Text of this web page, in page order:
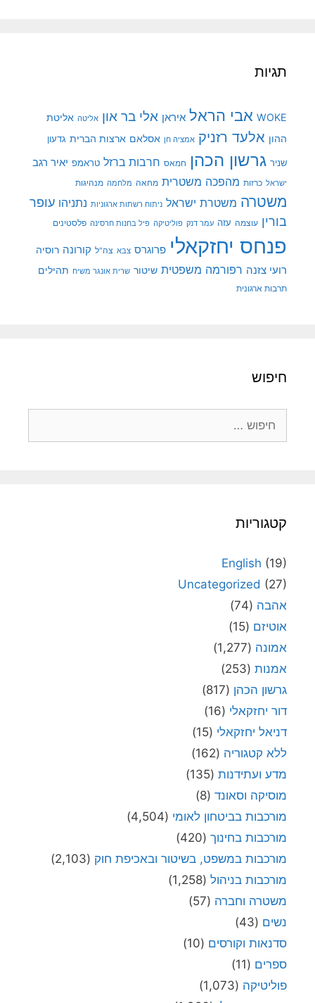
תגיות
WOKE אבי הראל איראן אלי בר און אליטה אליטת
ההון אלעד רזניק אמציה חן אסלאם ארצות הברית גדעון
שניר גרשון הכהן חמאס חרבות ברזל טראמפ יאיר רגב
ישראל כרזות מהפכה משטרית מחאה מלחמה מנהיגות
משטרה משטרת ישראל ניתוח רשתות ארגוניות נתניהו עופר
בורין עוצמה עזה עמר דנק פוליטיקה פיל בחנות חרסינה פלסטינים
פנחס יחזקאלי פרוגרס צבא צה"ל קורונה רוסיה
רועי צזנה רפורמה משפטית שיטור שרית אונגר משיח תהילים
תרבות ארגונית
חיפוש
קטגוריות
English (19)
Uncategorized (27)
אהבה (74)
אוטיזם (15)
אמונה (1,277)
אמנות (253)
גרשון הכהן (817)
דור יחזקאלי (16)
דניאל יחזקאלי (15)
ללא קטגוריה (162)
מדע ועתידנות (135)
מוסיקה וסאונד (8)
מורכבות בביטחון לאומי (4,504)
מורכבות בחינוך (420)
מורכבות במשפט, בשיטור ובאכיפת חוק (2,103)
מורכבות בניהול (1,258)
משטרה וחברה (57)
נשים (43)
סדנאות וקורסים (10)
ספרים (11)
פוליטיקה (1,073)